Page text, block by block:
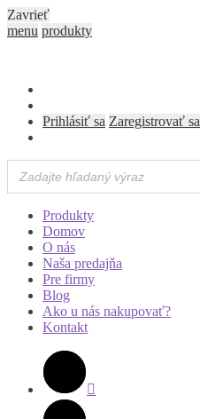
Zavrieť
menu produkty
Prihlásiť sa Zaregistrovať sa
Produkty
Domov
O nás
Naša predajňa
Pre firmy
Blog
Ako u nás nakupovať?
Kontakt